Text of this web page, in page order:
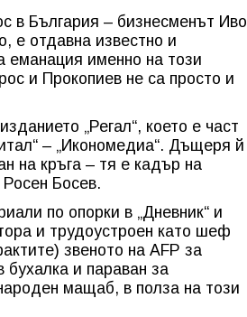
в България – бизнесменът Иво
е отдавна известно и
еманация именно на този
и Прокопиев не са просто и
„Регал“, което е част
– „Икономедиа“. Дъщеря й
на кръга – тя е кадър на
Босев.
по опорки в „Дневник“ и
и трудоустроен като шеф
звеното на AFP за
и параван за
мащаб, в полза на този